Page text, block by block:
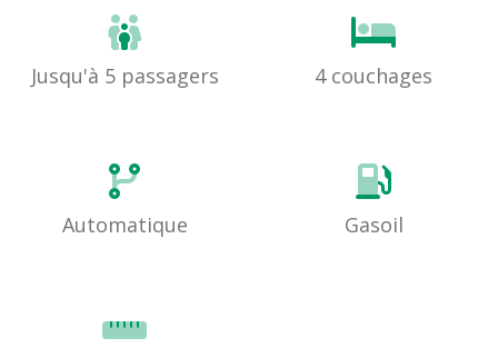
Jusqu'à 5 passagers 4 couchages
Automatique Gasoil